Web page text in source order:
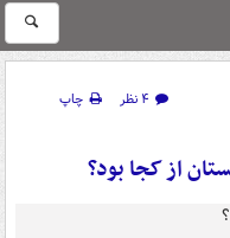
۴ نظر
چاپ
از کجا بود؟